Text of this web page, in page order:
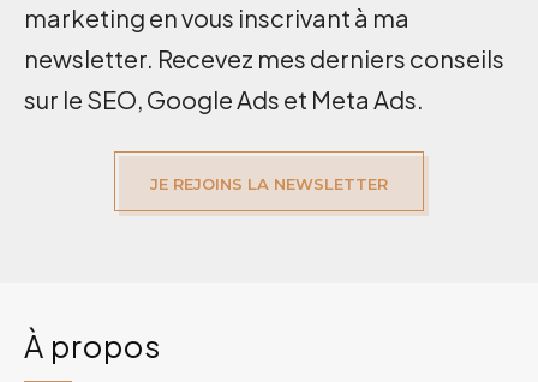
marketing en vous inscrivant à ma
newsletter. Recevez mes derniers conseils
sur le SEO, Google Ads et Meta Ads.
JE REJOINS LA NEWSLETTER
À propos